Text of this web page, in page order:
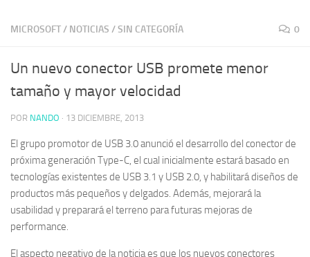
MICROSOFT/ NOTICIAS /SIN CATEGORÍA 0
Un nuevo conector USB promete menor
tamaño y mayor velocidad
POR NANDO · 13 DICIEMBRE, 2013
El grupo promotor de USB 3.0 anunció el desarrollo del conector de
próxima generación Type-C, el cual inicialmente estará basado en
tecnologías existentes de USB 3.1 y USB 2.0, y habilitará diseños de
productos más pequeños y delgados. Además, mejorará la
usabilidad y preparará el terreno para futuras mejoras de
performance.
El aspecto negativo de la noticia es que los nuevos conectores